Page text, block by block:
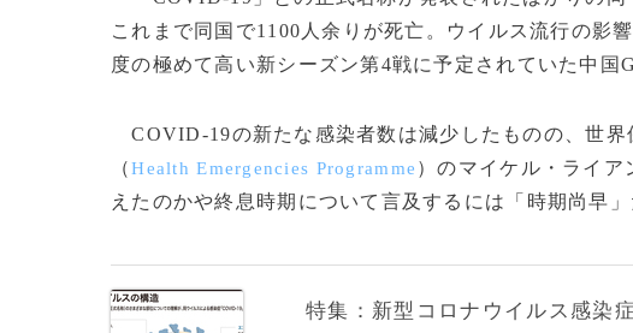
これまで同国で1100人余りが死亡。ウイルス流行の影
度の極めて高い新シーズン第4戦に予定されていた中国
COVID-19の新たな感染者数は減少したものの、世界
（Health Emergencies Programme ）のマイケル・ライア
えたのかや終息時期について言及するには「時期尚早
特集：新型コロナウイルス感染